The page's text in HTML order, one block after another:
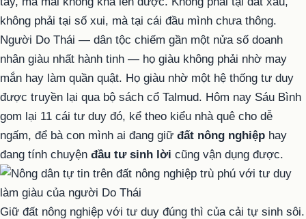
không phải tại số xui, mà tại cái đầu mình chưa thông.
Người Do Thái — dân tộc chiếm gần một nửa số doanh
nhân giàu nhất hành tinh — họ giàu không phải nhờ may
mắn hay làm quần quật. Họ giàu nhờ một hệ thống tư duy
được truyền lại qua bộ sách cổ Talmud. Hôm nay Sáu Bình
gom lại 11 cái tư duy đó, kể theo kiểu nhà quê cho dễ
ngấm, để bà con mình ai đang giữ đất nông nghiệp hay
đang tính chuyện đầu tư sinh lời cũng vận dụng được.
Giữ đất nông nghiệp với tư duy đúng thì của cải tự sinh sôi.